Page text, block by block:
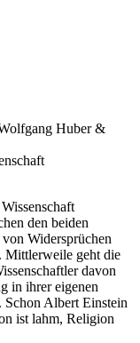
Huber &
den beiden
Widersprüchen
Mittlerweile geht die
davon
in ihrer eigenen
Schon Albert Einstein
ist lahm, Religion